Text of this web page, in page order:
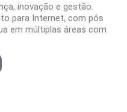
inovação e gestão.
para Internet, com pós
em múltiplas áreas com